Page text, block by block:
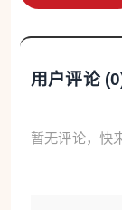
用户评论 (0
暂无评论，快